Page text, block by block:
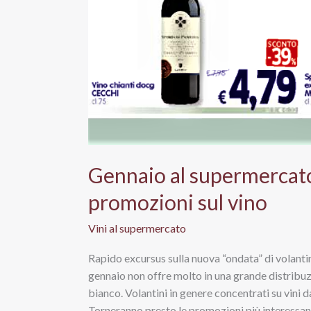
Gennaio al
promozioni sul vino
Vini al supermercato
Rapido excursus sulla nuova “ondata” di
gennaio non offre molto in una grande
bianco. Volantini in genere concentrati su vini